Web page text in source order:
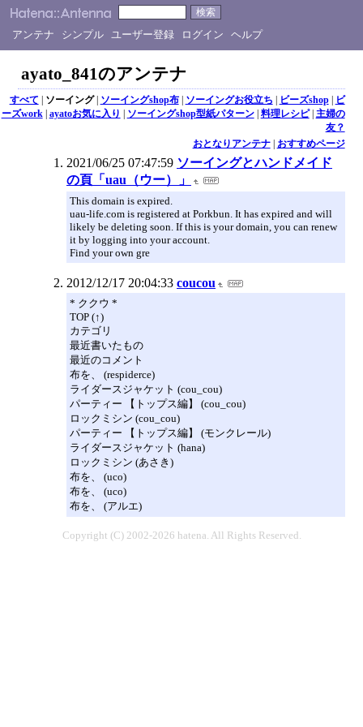
アンテナ シンプル ユーザー登録 ログイン ヘルプ
ayato_841のアンテナ
すべて | ソーイング| ソーイングshop布| ソーイングお役立ち | ビーズshop| ビ
ーズwork| ayatoお気に入り | ソーイングshop型紙パターン| 料理レシピ| 主婦の
友？
おとなりアンテナ| おすすめページ
2021/06/25 07:47:59 ソーイングとハンドメイド
の頁「uau（ウー）」
This domain is expired.
uau-life.com is registered at Porkbun. It has expired and will
likely be deleting soon. If this is your domain, you can renew
it by logging into your account.
Find your own gre
2012/12/17 20:04:33 coucou
* ククウ *
TOP (↑)
カテゴリ
最近書いたもの
最近のコメント
布を、 (respiderce)
ライダースジャケット (cou_cou)
パーティー 【トップス編】 (cou_cou)
ロックミシン (cou_cou)
パーティー 【トップス編】 (モンクレール)
ライダースジャケット (hana)
ロックミシン (あさき)
布を、 (uco)
布を、 (uco)
布を、 (アルエ)
Copyright (C) 2002-2026 hatena. All Rights Reserved.